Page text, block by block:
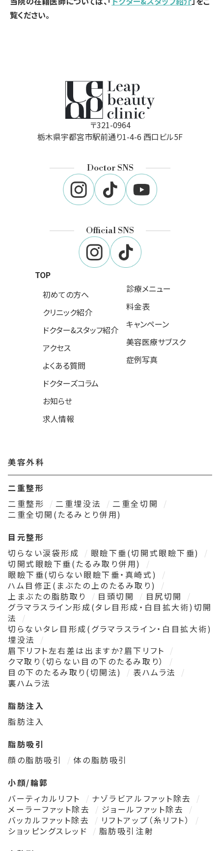
覧ください。
〒321-0964
栃木県宇都宮市駅前通り1-4-6 西口ビル5F
Doctor SNS
Official SNS
TOP
初めての方へ
クリニック紹介
ドクター&スタッフ紹介
アクセス
よくある質問
ドクターズコラム
お知らせ
求人情報
診療メニュー
料金表
キャンペーン
美容医療サブスク
症例写真
美容外科
二重整形
二重整形
二重埋没法
二重全切開
二重全切開(たるみとり併用)
目元整形
切らない涙袋形成
眼瞼下垂(切開式眼瞼下垂)
切開式眼瞼下垂(たるみ取り併用)
眼瞼下垂(切らない眼瞼下垂・真崎式)
ハム目修正(まぶたの上のたるみ取り)
上まぶたの脂肪取り
目頭切開
目尻切開
グラマラスライン形成(タレ目形成・白目拡大術)切開
法
切らないタレ目形成(グラマラスライン・白目拡大術)
埋没法
眉下リフト左右差は出ますか?眉下リフト
クマ取り（切らない目の下のたるみ取り）
目の下のたるみ取り(切開法)
表ハムラ法
裏ハムラ法
脂肪注入
脂肪注入
脂肪吸引
顔の脂肪吸引
体の脂肪吸引
小顔/輪郭
バーティカルリフト
ナゾラビアルファット除去
メーラーファット除去
ジョールファット除去
バッカルファット除去
リフトアップ（糸リフト）
ショッピングスレッド
脂肪吸引注射